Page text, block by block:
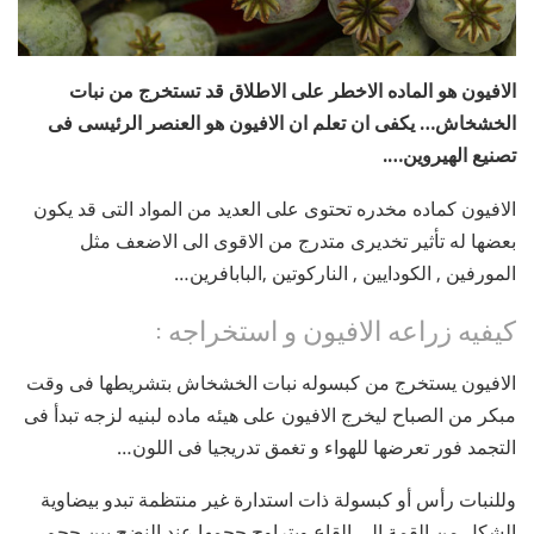
الافيون هو الماده الاخطر على الاطلاق قد تستخرج من نبات
الخشخاش… يكفى ان تعلم ان الافيون هو العنصر الرئيسى فى
تصنيع الهيروين….
الافيون كماده مخدره تحتوى على العديد من المواد التى قد يكون
بعضها له تأثير تخديرى متدرج من الاقوى الى الاضعف مثل
المورفين , الكودايين , الناركوتين ,البابافرين…
كيفيه زراعه الافيون و استخراجه :
الافيون يستخرج من كبسوله نبات الخشخاش بتشريطها فى وقت
مبكر من الصباح ليخرج الافيون على هيئه ماده لبنيه لزجه تبدأ فى
التجمد فور تعرضها للهواء و تغمق تدريجيا فى اللون…
وللنبات رأس أو كبسولة ذات استدارة غير منتظمة تبدو بيضاوية